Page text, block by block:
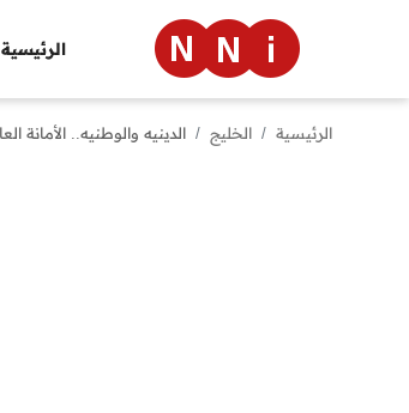
الرئيسية
الرئيسية الخليج الدينيه والوطنيه.. الأمانة